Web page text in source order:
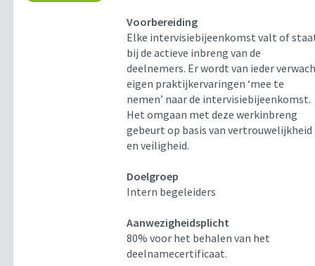
Voorbereiding
Elke intervisiebijeenkomst valt of
bij de actieve inbreng van de
deelnemers. Er wordt van ieder
eigen praktijkervaringen ‘mee te
nemen’ naar de intervisiebijeenkomst.
Het omgaan met deze werkinbreng
gebeurt op basis van vertrouwelijkheid
en veiligheid.
Doelgroep
Intern begeleiders
Aanwezigheidsplicht
80% voor het behalen van het
deelnamecertificaat.